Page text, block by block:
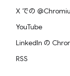
X での
YouTube
LinkedIn の
RSS